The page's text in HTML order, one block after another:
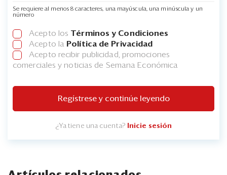
Se requiere al menos 8 caracteres, una mayúscula, una minúscula y un
número
Acepto los Términos y Condiciones
Acepto la Política de Privacidad
Acepto recibir publicidad, promociones
comerciales y noticias de Semana Económica
Regístrese y continúe leyendo
¿Ya tiene una cuenta? Inicie sesión